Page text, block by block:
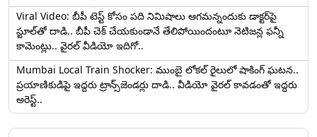
Viral Video: బీపీ టెస్ట్‌ కోసం పది నిమిషాలు ఆగమన్నందుకు డాక్టర్‌పై
స్టూల్‌తో దాడి.. బీపీ చెక్ చేయకుండానే తేలిపోయిందంటూ నెటిజన్ల ఫన్నీ
కామెంట్లు.. వైరల్ వీడియో ఇదిగో..
Mumbai Local Train Shocker: ముంబై లోకల్ రైలులో షాకింగ్ ఘటన..
ప్రయాణికుడిపై ఇద్దరు ట్రాన్స్‌జెండర్లు దాడి.. వీడియో వైరల్ కావడంతో ఇద్దరు
అరెస్ట్..